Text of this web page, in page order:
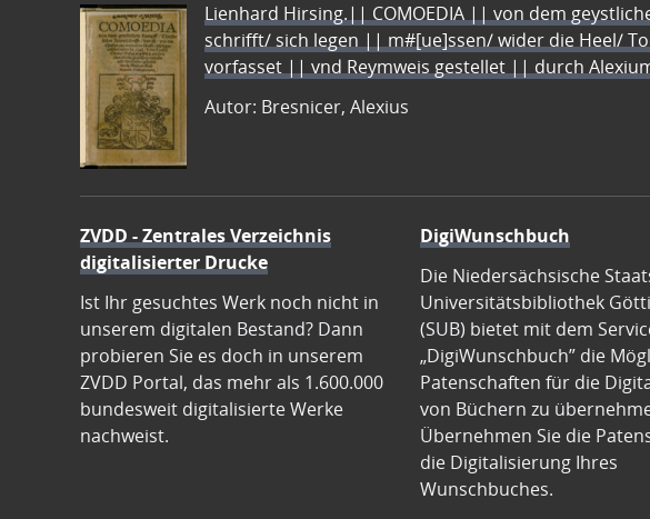
Lienhard Hirsing.|| COMOEDIA || von dem
schrifft/ sich legen || m#[ue]ssen/ wider die Heel/
vorfasset || vnd Reymweis gestellet || durch
Autor: Bresnicer, Alexius
ZVDD - Zentrales Verzeichnis
digitalisierter Drucke
Ist Ihr gesuchtes Werk noch nicht in
unserem digitalen Bestand? Dann
probieren Sie es doch in unserem
ZVDD Portal, das mehr als 1.600.000
bundesweit digitalisierte Werke
nachweist.
DigiWunschbuch
Die Niedersächsische
Universitätsbibliothek
(SUB) bietet mit dem
„DigiWunschbuch” die
Patenschaften für die
von Büchern zu
Übernehmen Sie die
die Digitalisierung Ihres
Wunschbuches.